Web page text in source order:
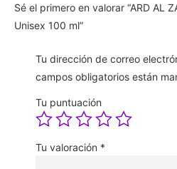
Sé el primero en valorar “ARD AL
Unisex 100 ml”
Tu dirección de correo
campos obligatorios están
Tu puntuación
Tu valoración *